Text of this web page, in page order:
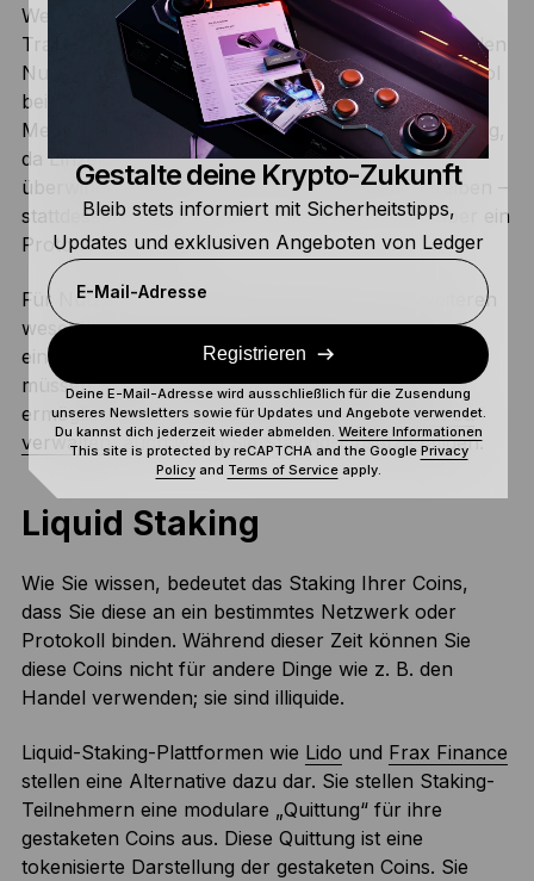
Wenn dieser Knoten einen neuen Block von
Transaktionen validiert, wird die Belohnung unter den
Nutzern aufgeteilt, je nachdem, wie viel sie zum Pool
beigetragen haben. Dadurch erhalten mehr
Menschen Zugang zu den Möglichkeiten des Staking,
da Einzelpersonen keine hohe Anfangshürde
überwinden müssen, um einen Knoten zu betreiben –
stattdessen wird dies kollektiv organisiert und über ein
Protokoll verwaltet.
Für Nutzer von Staking-Pools gibt es einen weiteren
wesentlichen Vorteil: Coins können in einen Pool
eingezahlt werden, ohne die Wallet verlassen zu
müssen. Die Verwendung eines Staking Pools
ermöglicht es Ihnen, dieKryptowährung selbst zu
verwalten, auch wenn Sie Staking-Einsätze tätigen.
Liquid Staking
Wie Sie wissen, bedeutet das Staking Ihrer Coins,
dass Sie diese an ein bestimmtes Netzwerk oder
Protokoll binden. Während dieser Zeit können Sie
diese Coins nicht für andere Dinge wie z. B. den
Handel verwenden; sie sind illiquide.
Liquid-Staking-Plattformen wie Lido und Frax Finance
stellen eine Alternative dazu dar. Sie stellen Staking-
Teilnehmern eine modulare „Quittung“ für ihre
gestaketen Coins aus. Diese Quittung ist eine
tokenisierte Darstellung der gestaketen Coins. Sie
Gestalte deine Krypto-Zukunft
Bleib stets informiert mit Sicherheitstipps,
Updates und exklusiven Angeboten von Ledger
E-Mail-Adresse
Registrieren
Deine E-Mail-Adresse wird ausschließlich für die Zusendung
unseres Newsletters sowie für Updates und Angebote verwendet.
Du kannst dich jederzeit wieder abmelden. Weitere Informationen
This site is protected by reCAPTCHA and the Google Privacy
Policyand Terms of Serviceapply.